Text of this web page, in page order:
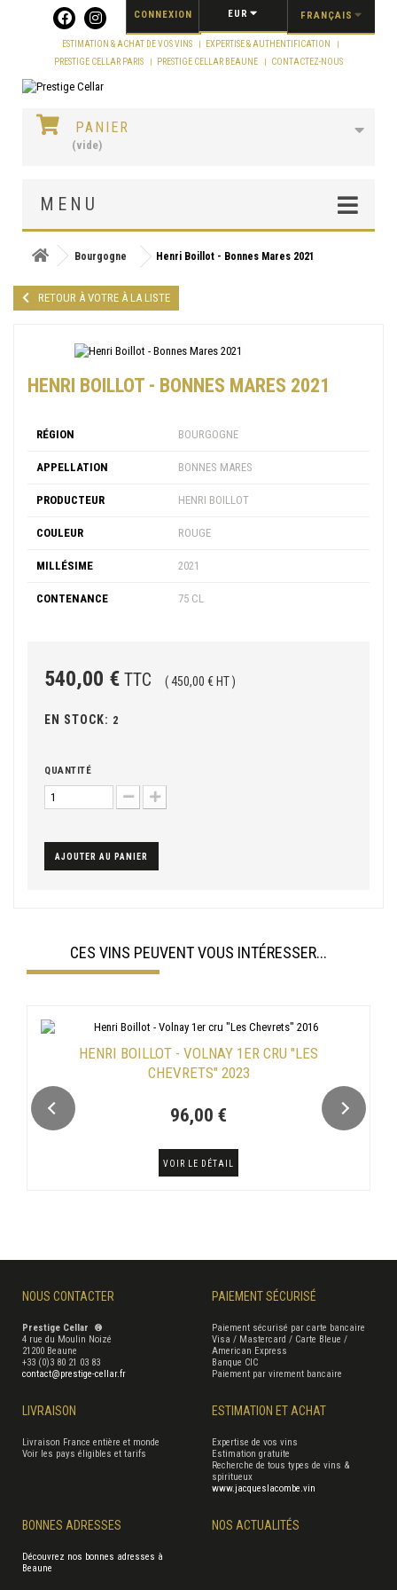
FRANÇAIS
EUR
CONNEXION
ESTIMATION & ACHAT DE VOS VINS
EXPERTISE & AUTHENTIFICATION
PRESTIGE CELLAR PARIS
PRESTIGE CELLAR BEAUNE CONTACTEZ-NOUS
PANIER
(vide)
MENU
Bourgogne Henri Boillot - Bonnes Mares 2021
RETOUR À VOTRE À LA LISTE
HENRI BOILLOT - BONNES MARES 2021
RÉGION BOURGOGNE
APPELLATION BONNES MARES
PRODUCTEUR HENRI BOILLOT
COULEUR ROUGE
MILLÉSIME 2021
CONTENANCE 75 CL
540,00 € TTC ( 450,00 € HT )
EN STOCK: 2
QUANTITÉ
AJOUTER AU PANIER
CES VINS PEUVENT VOUS INTÉRESSER...
HENRI BOILLOT - VOLNAY 1ER CRU "LES
CHEVRETS" 2023
96,00 €
VOIR LE DÉTAIL
NOUS CONTACTER
Prestige Cellar ®
4 rue du Moulin Noizé
21200 Beaune
+33 (0)3 80 21 03 83
contact@prestige-cellar.fr
PAIEMENT SÉCURISÉ
Paiement sécurisé par carte bancaire
Visa / Mastercard / Carte Bleue /
American Express
Banque CIC
Paiement par virement bancaire
LIVRAISON
Livraison France entière et monde
Voir les pays éligibles et tarifs
BONNES ADRESSES
Découvrez nos bonnes adresses à
Beaune
ESTIMATION ET ACHAT
Expertise de vos vins
Estimation gratuite
Recherche de tous types de vins &
spiritueux
www.jacqueslacombe.vin
NOS ACTUALITÉS
Panneau de gestion des cookies